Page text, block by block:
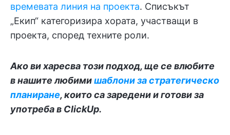
времевата линия на проекта. Списъкът
„Екип“ категоризира хората, участващи в
проекта, според техните роли.
Ако ви харесва този подход, ще се влюбите
в нашите любимишаблони за стратегическо
планиране, които са заредени и готови за
употреба в ClickUp.